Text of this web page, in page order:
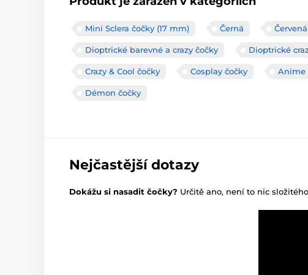
Mini Sclera čočky (17 mm) Černá Červená
Dioptrické barevné a crazy čočky Dioptrické
Crazy & Cool čočky Cosplay čočky Anime
Démon čočky
Nejčastější dotazy
Dokážu si nasadit čočky? Určitě ano, není to nic